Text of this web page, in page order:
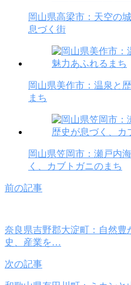
岡山県高梁市：天空の
息づく街
岡山県美作市：温泉と
まち
岡山県笠岡市：瀬戸内
く、カブトガニのまち
前の記事
奈良県吉野郡大淀町：自然
史、産業を…
次の記事